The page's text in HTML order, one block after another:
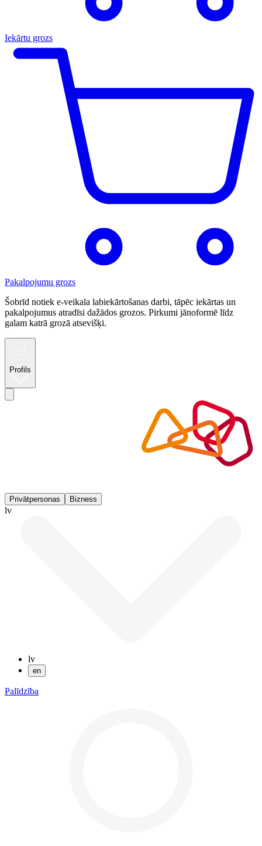
Iekārtu grozs
Pakalpojumu grozs
Šobrīd notiek e-veikala labiekārtošanas darbi, tāpēc iekārtas un
pakalpojumus atradīsi dažādos grozos. Pirkumi jānoformē līdz
galam katrā grozā atsevišķi.
Profils
Privātpersonas Bizness
lv
lv
en
Palīdzība